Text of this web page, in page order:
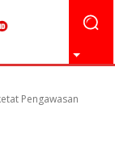
Pengawasan